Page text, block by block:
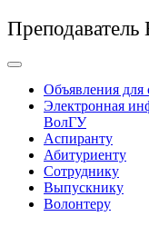
Объявления для
Электронная
ВолГУ
Аспиранту
Абитуриенту
Сотруднику
Выпускнику
Волонтеру